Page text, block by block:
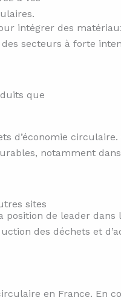
que
sites
intégrer des
secteurs à forte
d’économie
notamment
de leader
des déchets et
en France. En